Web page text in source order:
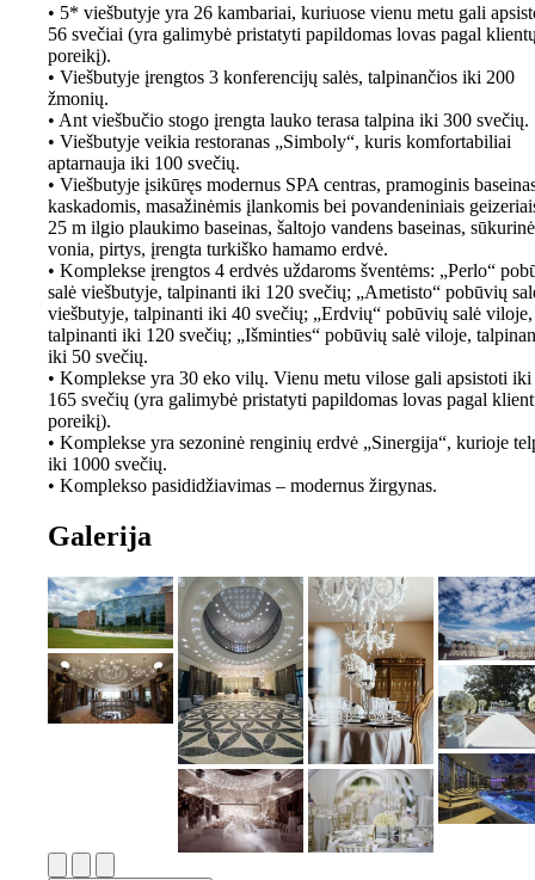
• 5* viešbutyje yra 26 kambariai, kuriuose vienu metu gali
56 svečiai (yra galimybė pristatyti papildomas lovas pagal
poreikį).
• Viešbutyje įrengtos 3 konferencijų salės, talpinančios iki 200
žmonių.
• Ant viešbučio stogo įrengta lauko terasa talpina iki 300 svečių.
• Viešbutyje veikia restoranas „Simboly“, kuris komfortabiliai
aptarnauja iki 100 svečių.
• Viešbutyje įsikūręs modernus SPA centras, pramoginis
kaskadomis, masažinėmis įlankomis bei povandeniniais
25 m ilgio plaukimo baseinas, šaltojo vandens baseinas, sūkurinė
vonia, pirtys, įrengta turkiško hamamo erdvė.
• Komplekse įrengtos 4 erdvės uždaroms šventėms: „Perlo“
salė viešbutyje, talpinanti iki 120 svečių; „Ametisto“ pobūvių
viešbutyje, talpinanti iki 40 svečių; „Erdvių“ pobūvių salė viloje,
talpinanti iki 120 svečių; „Išminties“ pobūvių salė viloje,
iki 50 svečių.
• Komplekse yra 30 eko vilų. Vienu metu vilose gali apsistoti iki
165 svečių (yra galimybė pristatyti papildomas lovas pagal
poreikį).
• Komplekse yra sezoninė renginių erdvė „Sinergija“, kurioje
iki 1000 svečių.
• Komplekso pasididžiavimas – modernus žirgynas.
Galerija